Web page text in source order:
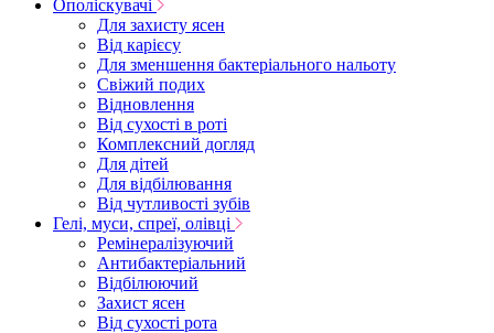
Ополіскувачі
Для захисту ясен
Від карієсу
Для зменшення бактеріального нальоту
Свіжий подих
Відновлення
Від сухості в роті
Комплексний догляд
Для дітей
Для відбілювання
Від чутливості зубів
Гелі, муси, спреї, олівці
Ремінералізуючий
Антибактеріальний
Відбілюючий
Захист ясен
Від сухості рота